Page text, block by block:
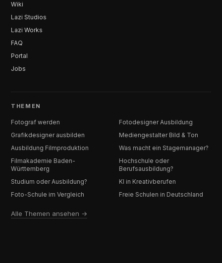
Wiki
Lazi Studios
Lazi Works
FAQ
Portal
Jobs
THEMEN
Fotograf werden
Fotodesigner Ausbildung
Grafikdesigner ausbilden
Mediengestalter Bild & Ton
Ausbildung Filmproduktion
Was macht ein Stagemanager?
Filmakademie Baden-
Württemberg
Hochschule oder
Berufsausbildung?
Studium oder Ausbildung?
KI in Kreativberufen
Foto-Schule im Vergleich
Freie Schulen in Deutschland
Alle Themen ansehen →